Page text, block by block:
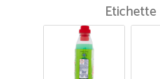
Etichette